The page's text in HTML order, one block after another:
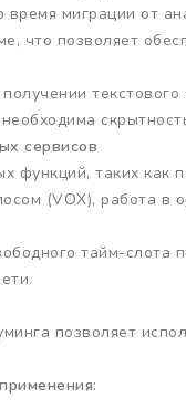
время миграции от
что позволяет
сервисов
функций, таких как
(VOX), работа в
тайм-слота
позволяет